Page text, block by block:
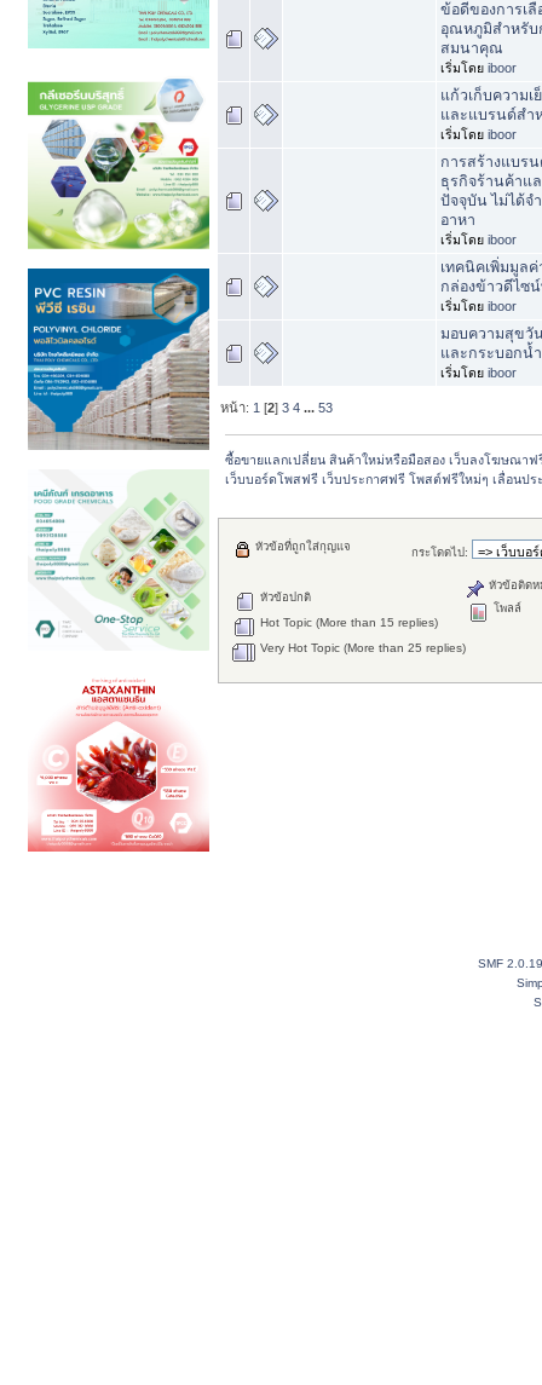
ข้อดีของการเลื
อุณหภูมิสำหรับ
สมนาคุณ
เริ่มโดย iboor
แก้วเก็บความเ
และแบรนด์สำ
เริ่มโดย iboor
การสร้างแบร
ธุรกิจร้านค้าแ
ปัจจุบัน ไม่ได้จ
อาหา
เริ่มโดย iboor
เทคนิคเพิ่มมูลค่
กล่องข้าวดีไซ
เริ่มโดย iboor
มอบความสุขวั
และกระบอกน้
เริ่มโดย iboor
หน้า:1 [2]3 4 ...53
ซื้อขายแลกเปลี่ยน สินค้าใหม่หรือมือสอง เว็บลงโฆษณา
เว็บบอร์ดโพสฟรี เว็บประกาศฟรี โพสต์ฟรีใหม่ๆ เลื่อนปร
กระโดดไป:
หัวข้อปกติ
Hot Topic (More than 15 replies)
Very Hot Topic (More than 25 replies)
หัวข้อที่ถูกใส่กุญแจ
หัวข้อติดห
โพลล์
SMF 2.0.19